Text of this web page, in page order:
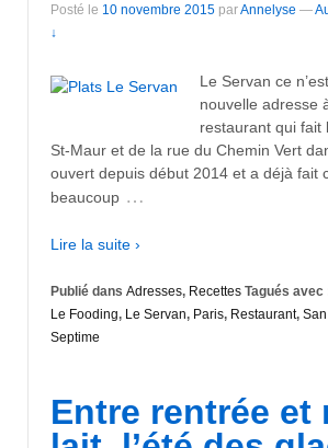
Posté le 10 novembre 2015 parAnnelyse —
↓
Le Servan ce
nouvelle adresse
restaurant qui fait
St-Maur et de la rue du Chemin Vert
ouvert depuis début 2014 et a déjà fait
beaucoup …
Lire la suite ›
Publié dans Adresses, Recettes Tagués avec
Le Fooding, Le Servan, Paris, Restaurant,
Septime
Entre rentrée et